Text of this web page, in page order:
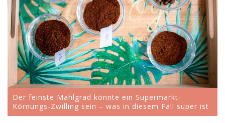
Der feinste Mahlgrad könnte ein Supermarkt-
Körnungs-Zwilling sein – was in diesem Fall super ist